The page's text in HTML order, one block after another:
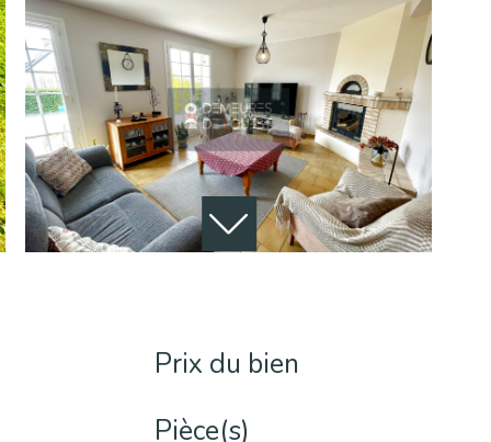
Prix du bien
Pièce(s)